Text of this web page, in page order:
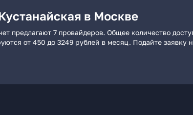
в Москве
предлагают 7 провайдеров. Общее количество
от 450 до 3249 рублей в месяц. Подайте